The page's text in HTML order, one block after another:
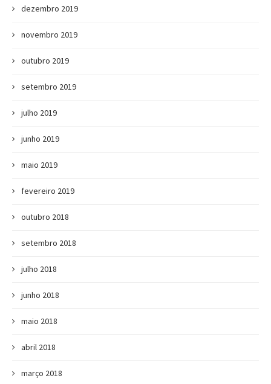
dezembro 2019
novembro 2019
outubro 2019
setembro 2019
julho 2019
junho 2019
maio 2019
fevereiro 2019
outubro 2018
setembro 2018
julho 2018
junho 2018
maio 2018
abril 2018
março 2018